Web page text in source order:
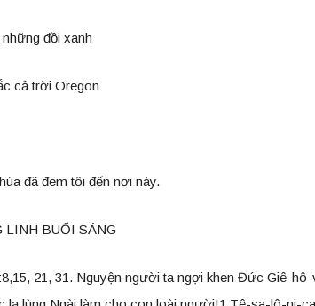
đồi xanh
cả trời Oregon
đã đem tôi đến nơi này.
LINH BUỔI SÁNG
21, 31. Nguyện người ta ngợi khen Đức Giê-